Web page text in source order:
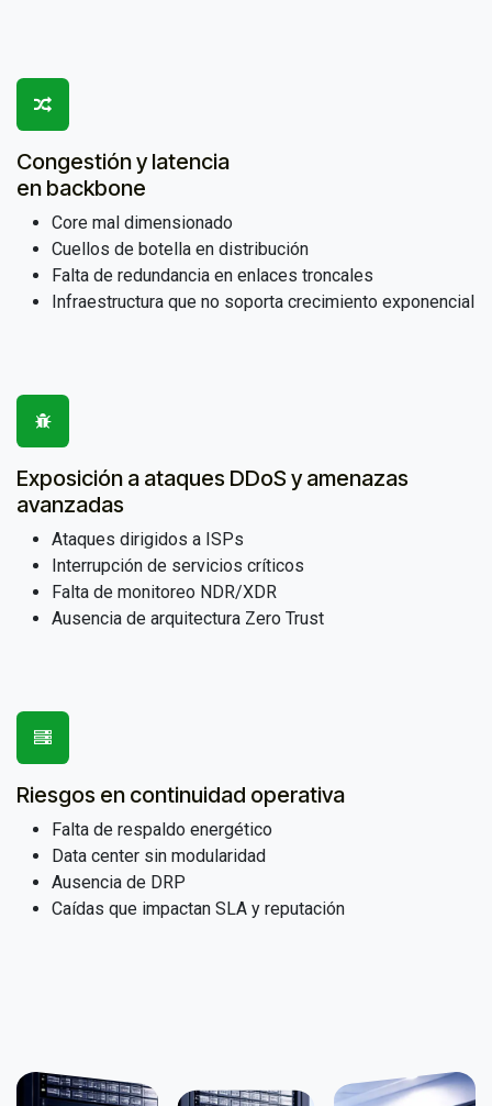
Congestión y latencia
en backbone
Core mal dimensionado
Cuellos de botella en distribución
Falta de redundancia en enlaces troncales
Infraestructura que no soporta crecimiento exponencial
Exposición a ataques DDoS y amenazas
avanzadas
Ataques dirigidos a ISPs
Interrupción de servicios críticos
Falta de monitoreo NDR/XDR
Ausencia de arquitectura Zero Trust
Riesgos en continuidad operativa
Falta de respaldo energético
Data center sin modularidad
Ausencia de DRP
Caídas que impactan SLA y reputación